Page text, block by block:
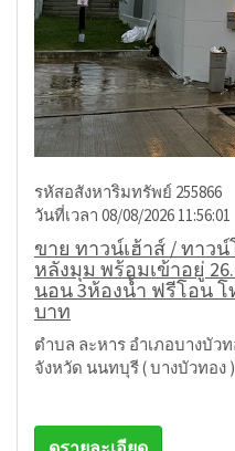
รหัสอสังหาริมทรัพย์ 255866
วันที่เวลา 08/08/2026 11:56:01
ขาย ทาวน์เฮ้าส์ / ทาว
หลังมุม พร้อมเข้าอยู่
นอน 3ห้องน้ำ ฟรีโอน โท
บาท
ตำบล ละหาร อำเภอบางบัวท
จังหวัด นนทบุรี ( บางบัวทอง )